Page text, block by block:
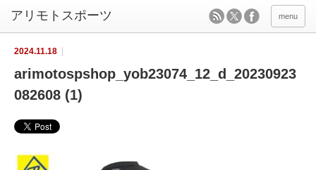
menu
2024.11.18
arimotospshop_yob23074_12_d_20230923
082608 (1)